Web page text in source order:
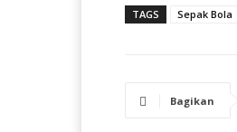
TAGS Sepak Bola
Bagikan